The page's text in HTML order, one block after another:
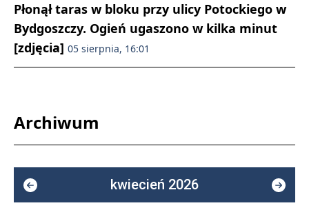
Płonął taras w bloku przy ulicy Potockiego w
Bydgoszczy. Ogień ugaszono w kilka minut
[zdjęcia] 05 sierpnia, 16:01
Archiwum
kwiecień 2026